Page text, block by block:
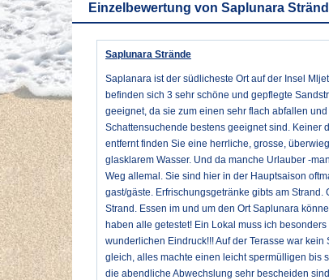
Einzelbewertung von Saplunara
Saplunara Strände
Saplanara ist der südlicheste Ort auf der Insel
befinden sich 3 sehr schöne und gepflegte
geeignet, da sie zum einen sehr flach abfallen
Schattensuchende bestens geeignet sind. Keiner
entfernt finden Sie eine herrliche, grosse,
glasklarem Wasser. Und da manche Urlauber -
Weg allemal. Sie sind hier in der Hauptsaison
gast/gäste. Erfrischungsgetränke gibts am
Strand. Essen im und um den Ort Saplunara
haben alle getestet! Ein Lokal muss ich
wunderlichen Eindruck!!! Auf der Terasse war
gleich, alles machte einen leicht spermülligen bis
die abendliche Abwechslung sehr bescheiden